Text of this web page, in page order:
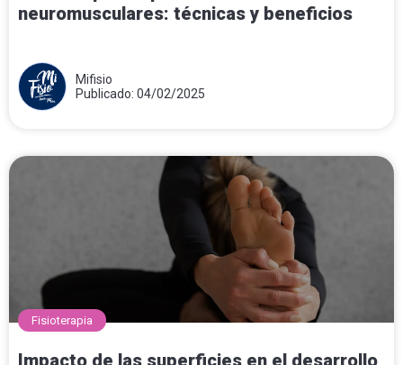
neuromusculares: técnicas y beneficios
Mifisio
Publicado: 04/02/2025
Fisioterapia
Impacto de las superficies en el desarrollo